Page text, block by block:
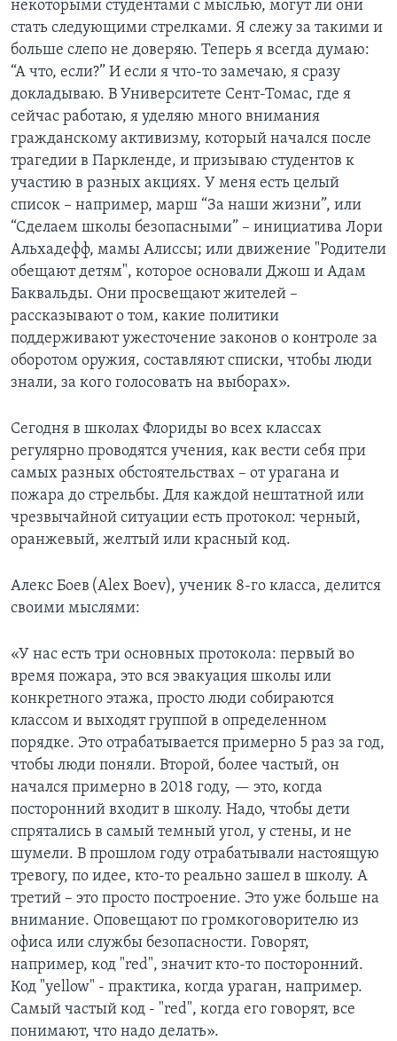
некоторыми студентами с мыслью, могут ли они
стать следующими стрелками. Я слежу за такими и
больше слепо не доверяю. Теперь я всегда думаю:
“А что, если?” И если я что-то замечаю, я сразу
докладываю. В Университете Сент-Томас, где я
сейчас работаю, я уделяю много внимания
гражданскому активизму, который начался после
трагедии в Паркленде, и призываю студентов к
участию в разных акциях. У меня есть целый
список – например, марш “За наши жизни”, или
“Сделаем школы безопасными” – инициатива Лори
Альхадефф, мамы Алиссы; или движение "Родители
обещают детям", которое основали Джош и Адам
Баквальды. Они просвещают жителей –
рассказывают о том, какие политики
поддерживают ужесточение законов о контроле за
оборотом оружия, составляют списки, чтобы люди
знали, за кого голосовать на выборах».
Сегодня в школах Флориды во всех классах
регулярно проводятся учения, как вести себя при
самых разных обстоятельствах – от урагана и
пожара до стрельбы. Для каждой нештатной или
чрезвычайной ситуации есть протокол: черный,
оранжевый, желтый или красный код.
Алекс Боев (Alex Boev), ученик 8-го класса, делится
своими мыслями:
«У нас есть три основных протокола: первый во
время пожара, это вся эвакуация школы или
конкретного этажа, просто люди собираются
классом и выходят группой в определенном
порядке. Это отрабатывается примерно 5 раз за год,
чтобы люди поняли. Второй, более частый, он
начался примерно в 2018 году, — это, когда
посторонний входит в школу. Надо, чтобы дети
спрятались в самый темный угол, у стены, и не
шумели. В прошлом году отрабатывали настоящую
тревогу, по идее, кто-то реально зашел в школу. А
третий – это просто построение. Это уже больше на
внимание. Оповещают по громкоговорителю из
офиса или службы безопасности. Говорят,
например, код "red", значит кто-то посторонний.
Код "yellow" - практика, когда ураган, например.
Самый частый код - "red", когда его говорят, все
понимают, что надо делать».